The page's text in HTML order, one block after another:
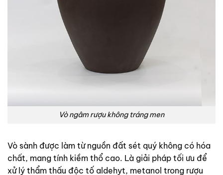
Vò ngâm rượu không tráng men
Vò sành được làm từ nguồn đất sét quý không có hóa
chất, mang tính kiềm thổ cao. Là giải pháp tối ưu để
xử lý thẩm thấu độc tố aldehyt, metanol trong rượu